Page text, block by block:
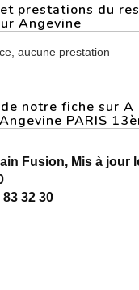
prestations du
Angevine
aucune prestation
notre fiche sur A
PARIS
Fusion, Mis à jour
83 32 30